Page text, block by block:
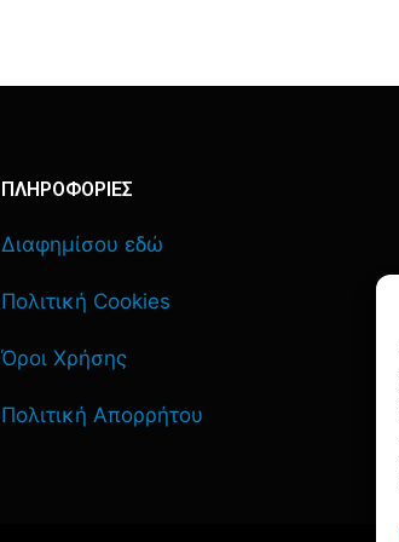
ΠΛΗΡΟΦΟΡΙΕΣ
Διαφημίσου εδώ
Πολιτική Cookies
Όροι Χρήσης
Πολιτική Απορρήτου